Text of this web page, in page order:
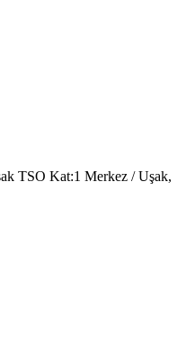
TSO Kat:1 Merkez / Uşak,